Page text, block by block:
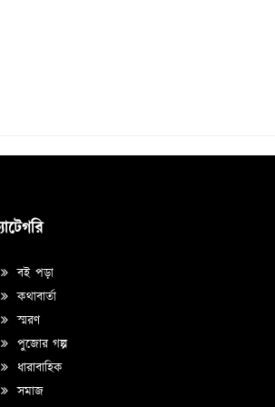
বই পড়া
কথাবার্তা
স্মরণ
পুজোর গল্প
ধারাবাহিক
সমাজ